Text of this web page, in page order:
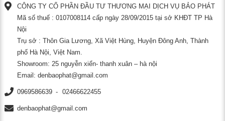
CÔNG TY CỔ PHẦN ĐẦU TƯ THƯƠNG MẠI DỊCH VỤ BẢO PHÁT
Mã số thuế : 0107008114 cấp ngày 28/09/2015 tại sở KHĐT TP Hà
Nội
Trụ sở : Thôn Gia Lương, Xã Việt Hùng, Huyện Đông Anh, Thành
phố Hà Nội, Việt Nam.
Showroom: 25 nguyễn xiển- thanh xuân – hà nội
Email: denbaophat@gmail.com
0969586639 02466622455
denbaophat@gmail.com